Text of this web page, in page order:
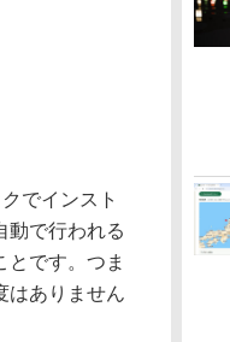
でインスト
動で行われる
とです。つま
はありません